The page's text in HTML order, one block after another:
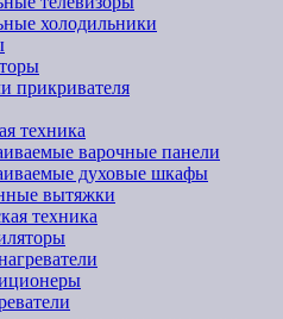
холодильники
прикривателя
техника
варочные панели
духовые шкафы
вытяжки
техника